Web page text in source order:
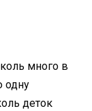
много в
одну
деток